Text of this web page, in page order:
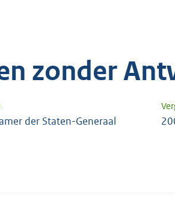
zonder
der Staten-Generaal